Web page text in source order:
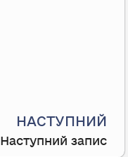
НАСТУПНИЙ
Наступний запис